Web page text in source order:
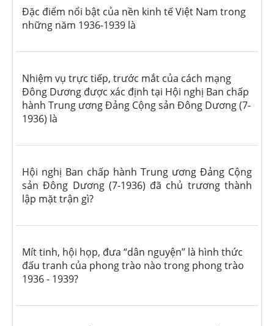
Đặc điểm nổi bật của nền kinh tế Việt Nam trong
những năm 1936-1939 là
Nhiệm vụ trực tiếp, trước mắt của cách mạng
Đông Dương được xác định tại Hội nghị Ban chấp
hành Trung ương Đảng Cộng sản Đông Dương (7-
1936) là
Hội nghị Ban chấp hành Trung ương Đảng Cộng
sản Đông Dương (7-1936) đã chủ trương thành
lập mặt trận gì?
Mít tinh, hội họp, đưa “dân nguyện” là hình thức
đấu tranh của phong trào nào trong phong trào
1936 - 1939?